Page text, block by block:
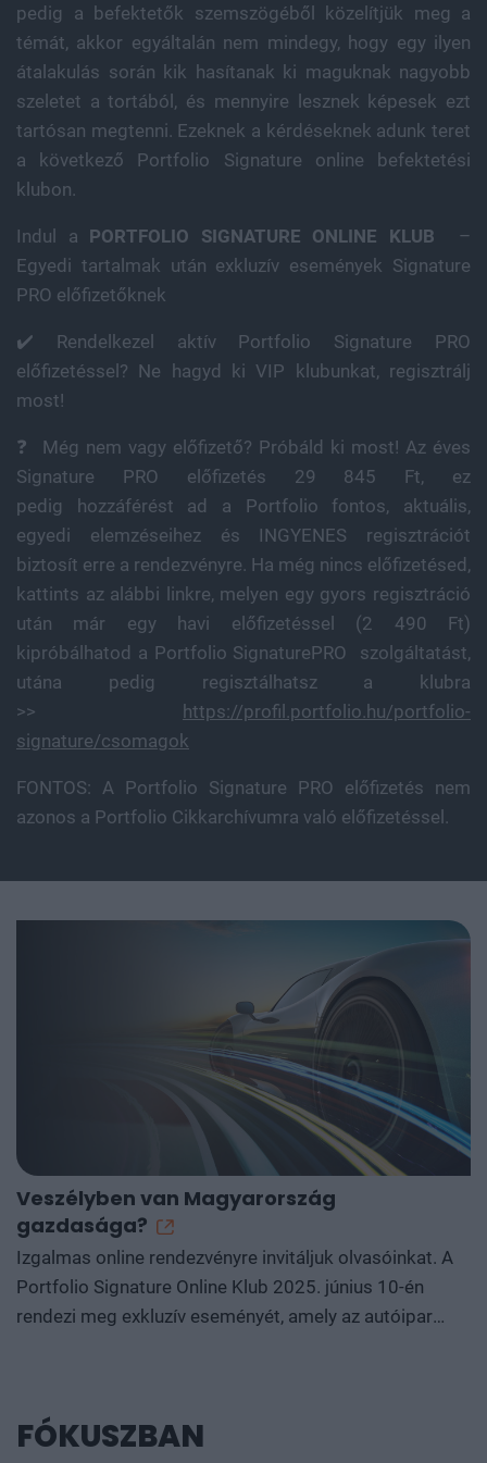
pedig a befektetők szemszögéből közelítjük meg a
témát, akkor egyáltalán nem mindegy, hogy egy ilyen
átalakulás során kik hasítanak ki maguknak nagyobb
szeletet a tortából, és mennyire lesznek képesek ezt
tartósan megtenni. Ezeknek a kérdéseknek adunk teret
a következő Portfolio Signature online befektetési
klubon.
Indul a PORTFOLIO SIGNATURE ONLINE KLUB –
Egyedi tartalmak után exkluzív események Signature
PRO előfizetőknek
✔️ Rendelkezel aktív Portfolio Signature PRO
előfizetéssel? Ne hagyd ki VIP klubunkat, regisztrálj
most!
❓ Még nem vagy előfizető? Próbáld ki most! Az éves
Signature PRO előfizetés 29 845 Ft, ez
pedig hozzáférést ad a Portfolio fontos, aktuális,
egyedi elemzéseihez és INGYENES regisztrációt
biztosít erre a rendezvényre. Ha még nincs előfizetésed,
kattints az alábbi linkre, melyen egy gyors regisztráció
után már egy havi előfizetéssel (2 490 Ft)
kipróbálhatod a Portfolio SignaturePRO szolgáltatást,
utána pedig regisztálhatsz a klubra
>> https://profil.portfolio.hu/portfolio-
signature/csomagok
FONTOS: A Portfolio Signature PRO előfizetés nem
azonos a Portfolio Cikkarchívumra való előfizetéssel.
Veszélyben van Magyarország
gazdasága?
Izgalmas online rendezvényre invitáljuk olvasóinkat. A
Portfolio Signature Online Klub 2025. június 10-én
rendezi meg exkluzív eseményét, amely az autóipar
szakértők elemzik a szektor jövőjét és annak hatásait a
FÓKUSZBAN